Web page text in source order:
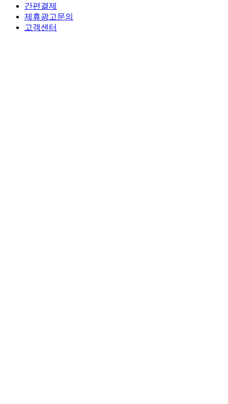
간편결제
제휴광고문의
고객센터